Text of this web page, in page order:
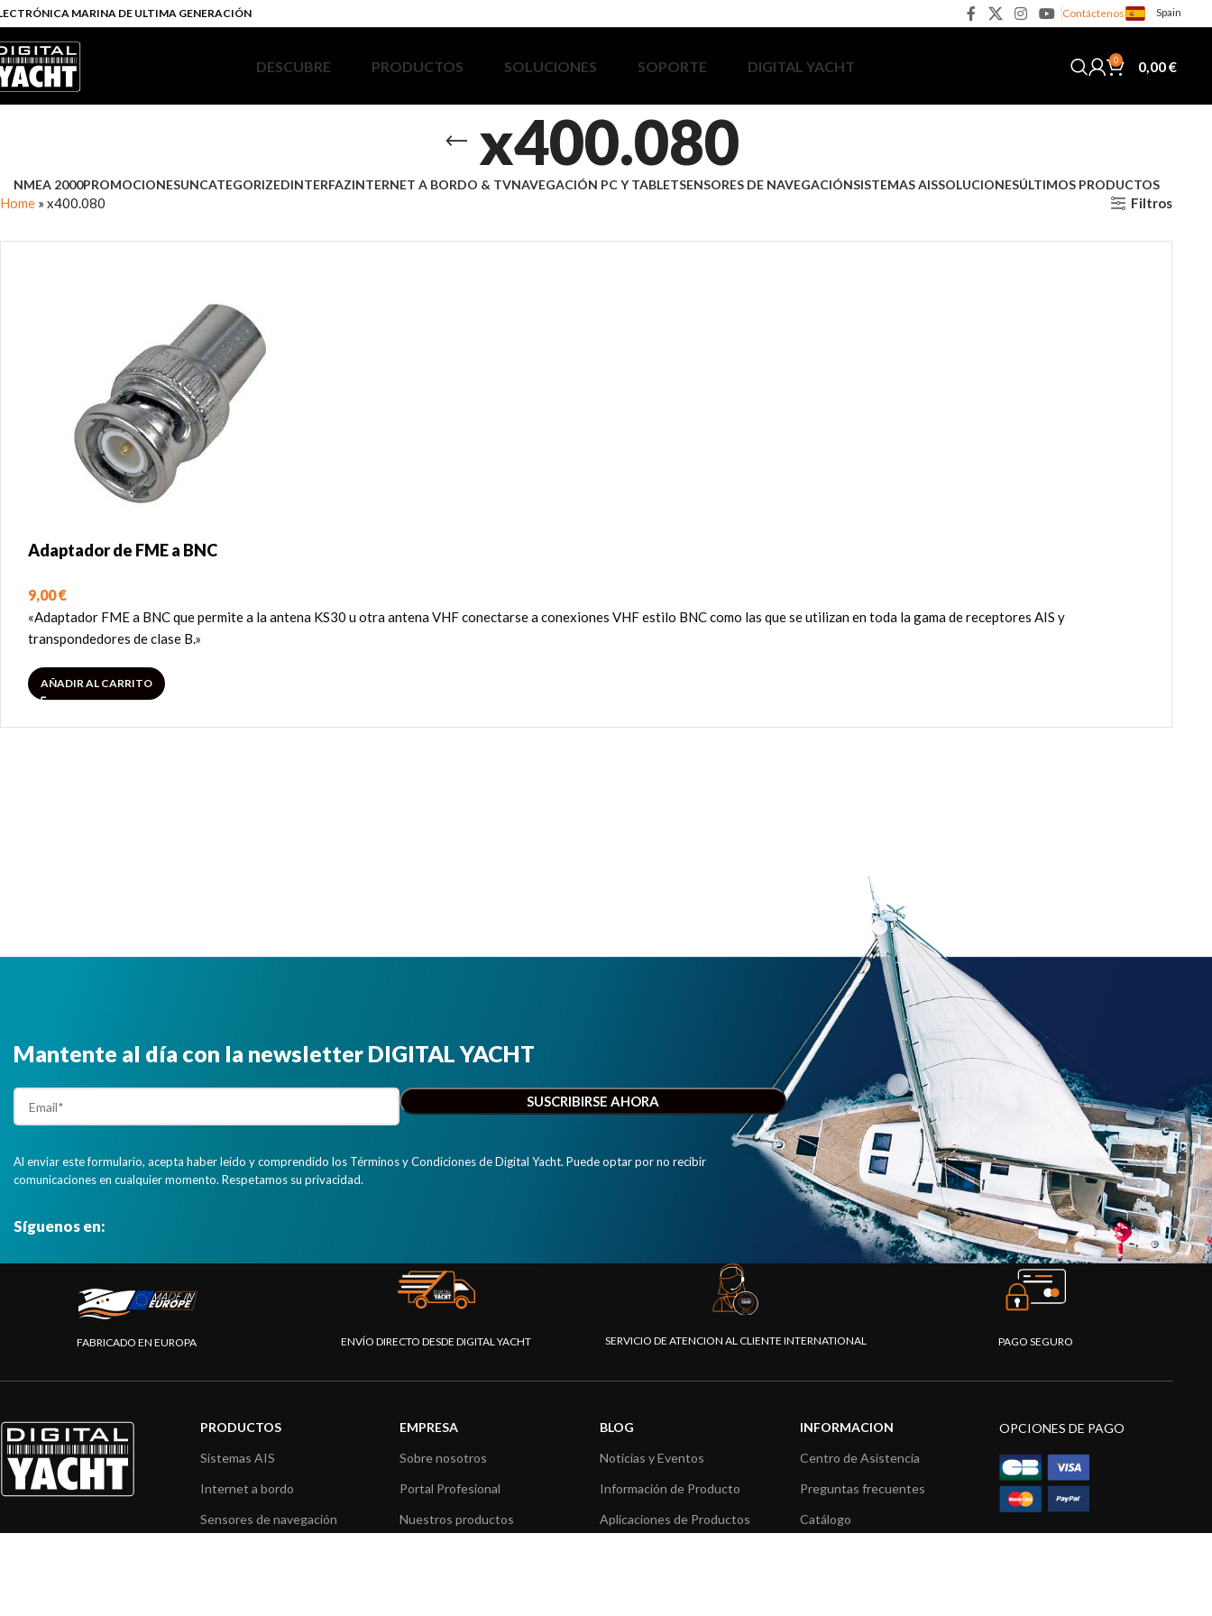
MARINA DE ULTIMA GENERACIÓN Contáctenos Spain
DESCUBRE PRODUCTOS SOLUCIONES SOPORTE DIGITAL YACHT 0 0,00€
x400.080
NMEA 2000PROMOCIONESUNCATEGORIZEDINTERFAZINTERNET A BORDO & TVNAVEGACIÓN PC Y TABLETSENSORES DE NAVEGACIÓNSISTEMAS AISSOLUCIONESÚLTIMOS PRODUCTOS
Home » x400.080 Filtros
Adaptador de FME a BNC
9,00€
«Adaptador FME a BNC que permite a la antena KS30 u otra antena VHF conectarse a conexiones VHF estilo BNC como las que se utilizan en toda la gama de receptores AIS y
transpondedores de clase B.»
AÑADIR AL CARRITO
Mantente al día con la newsletter DIGITAL YACHT
Al enviar este formulario, acepta haber leído y comprendido los Términos y Condiciones de Digital Yacht. Puede optar por no recibir
comunicaciones en cualquier momento. Respetamos su privacidad.
Síguenos en:
FABRICADO EN EUROPA ENVÍO DIRECTO DESDE DIGITAL YACHT SERVICIO DE ATENCION AL CLIENTE INTERNATIONAL PAGO SEGURO
PRODUCTOS
Sistemas AIS
Internet a bordo
Sensores de navegación
EMPRESA
Sobre nosotros
Portal Profesional
Nuestros productos
BLOG
Noticias y Eventos
Información de Producto
Aplicaciones de Productos
INFORMACION
Centro de Asistencia
Preguntas frecuentes
Catálogo
OPCIONES DE PAGO